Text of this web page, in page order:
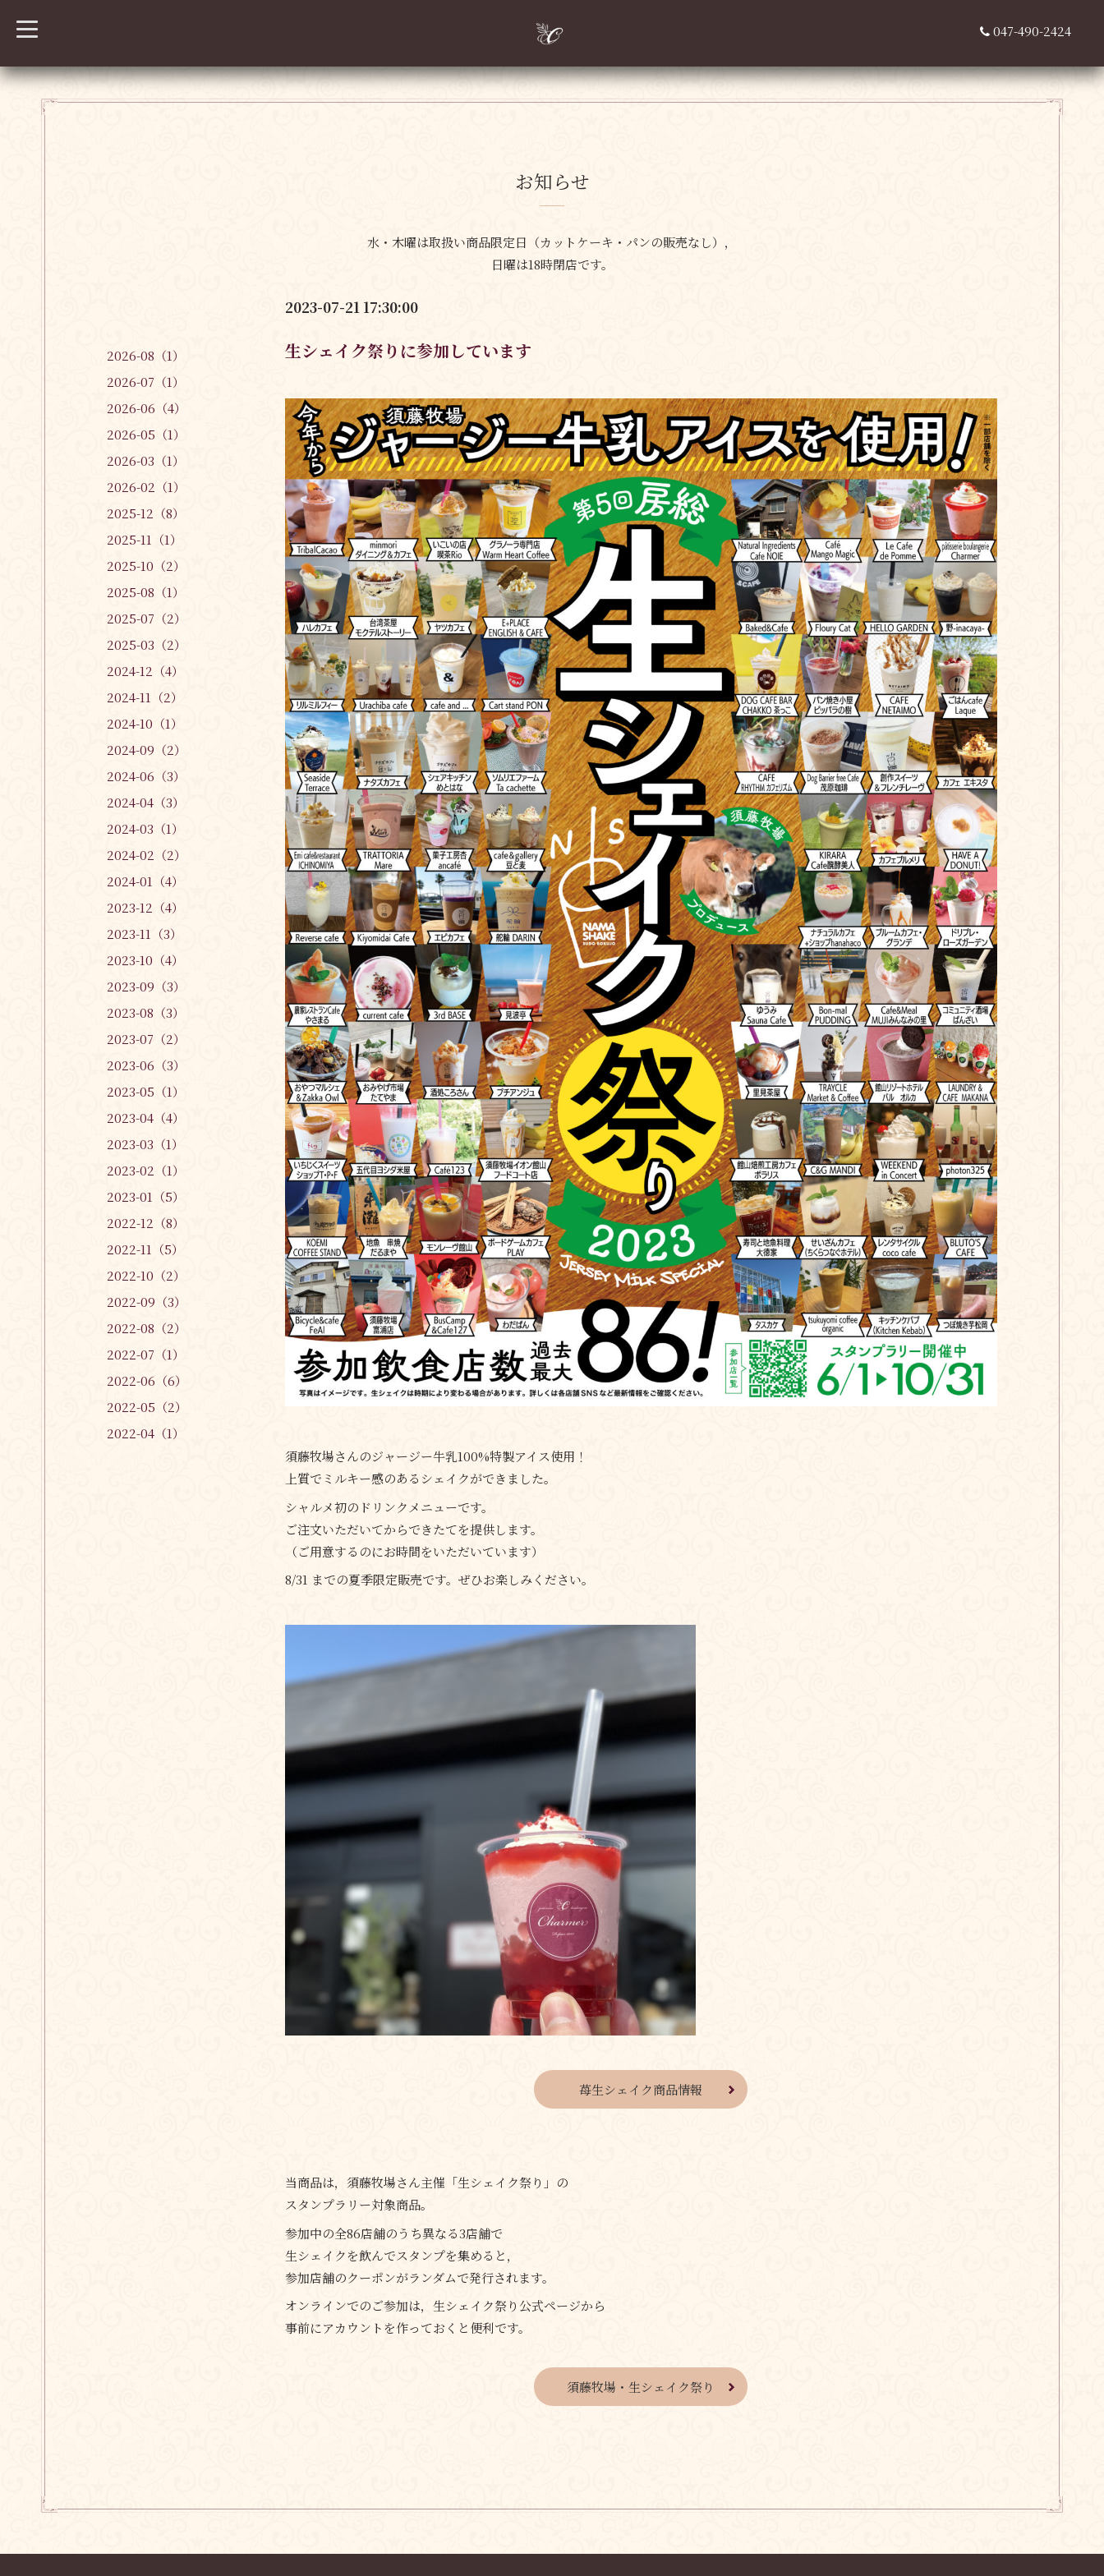
t
o
l
e
047-490-2424
お知らせ
水・木曜は取扱い商品限定日 （カットケーキ・パンの販売なし），
日曜は18時閉店です。
2023-07-21 17:30:00
生シェイク祭りに参加しています
須藤牧場さんのジャージー牛乳100%特製アイス使用！
上質でミルキー感のあるシェイクができました。
シャルメ初のドリンクメニューです。
ご注文いただいてからできたてを提供します。
（ご用意するのにお時間をいただいています）
8/31 までの夏季限定販売です。ぜひお楽しみください。
苺生シェイク商品情報
当商品は，須藤牧場さん主催「生シェイク祭り」の
スタンプラリー対象商品。
参加中の全86店舗のうち異なる3店舗で
生シェイクを飲んでスタンプを集めると，
参加店舗のクーポンがランダムで発行されます。
オンラインでのご参加は，生シェイク祭り公式ページから
事前にアカウントを作っておくと便利です。
須藤牧場・生シェイク祭り
2026-08（1）
2026-07（1）
2026-06（4）
2026-05（1）
2026-03（1）
2026-02（1）
2025-12（8）
2025-11（1）
2025-10（2）
2025-08（1）
2025-07（2）
2025-03（2）
2024-12（4）
2024-11（2）
2024-10（1）
2024-09（2）
2024-06（3）
2024-04（3）
2024-03（1）
2024-02（2）
2024-01（4）
2023-12（4）
2023-11（3）
2023-10（4）
2023-09（3）
2023-08（3）
2023-07（2）
2023-06（3）
2023-05（1）
2023-04（4）
2023-03（1）
2023-02（1）
2023-01（5）
2022-12（8）
2022-11（5）
2022-10（2）
2022-09（3）
2022-08（2）
2022-07（1）
2022-06（6）
2022-05（2）
2022-04（1）